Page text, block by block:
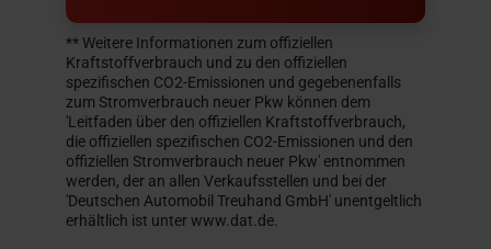
** Weitere Informationen zum offiziellen
Kraftstoffverbrauch und zu den offiziellen
spezifischen CO2-Emissionen und gegebenenfalls
zum Stromverbrauch neuer Pkw können dem
'Leitfaden über den offiziellen Kraftstoffverbrauch,
die offiziellen spezifischen CO2-Emissionen und den
offiziellen Stromverbrauch neuer Pkw' entnommen
werden, der an allen Verkaufsstellen und bei der
'Deutschen Automobil Treuhand GmbH' unentgeltlich
erhältlich ist unter www.dat.de.